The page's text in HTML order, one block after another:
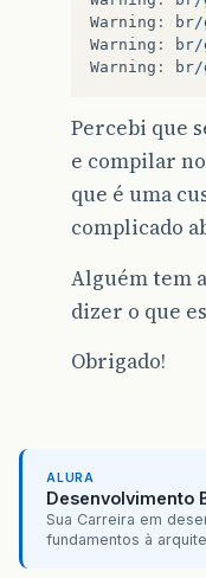
Warning : br/
Warning : br/
Warning : br/
Percebi que
e compilar
que é uma
complicado
Alguém tem
dizer o que
Obrigado!
ALURA
Desenvolvimento
Sua Carreira em
fundamentos à